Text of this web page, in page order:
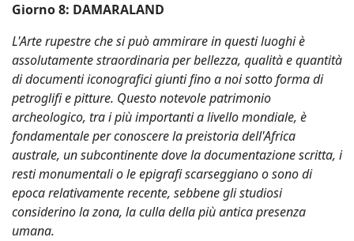
Giorno 8: DAMARALAND
L'Arte rupestre che si può ammirare in questi luoghi è
assolutamente straordinaria per bellezza, qualità e quantità
di documenti iconografici giunti fino a noi sotto forma di
petroglifi e pitture. Questo notevole patrimonio
archeologico, tra i più importanti a livello mondiale, è
fondamentale per conoscere la preistoria dell'Africa
australe, un subcontinente dove la documentazione scritta, i
resti monumentali o le epigrafi scarseggiano o sono di
epoca relativamente recente, sebbene gli studiosi
considerino la zona, la culla della più antica presenza
umana.